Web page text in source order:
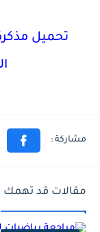
تحميل
مقالات قد تهمك